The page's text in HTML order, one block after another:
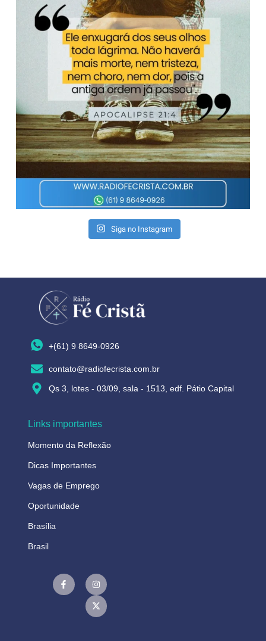
Siga no Instagram
+(61) 9 8649-0926
contato@radiofecrista.com.br
Qs 3, lotes - 03/09, sala - 1513, edf. Pátio Capital
Links importantes
Momento da Reflexão
Dicas Importantes
Vagas de Emprego
Oportunidade
Brasília
Brasil